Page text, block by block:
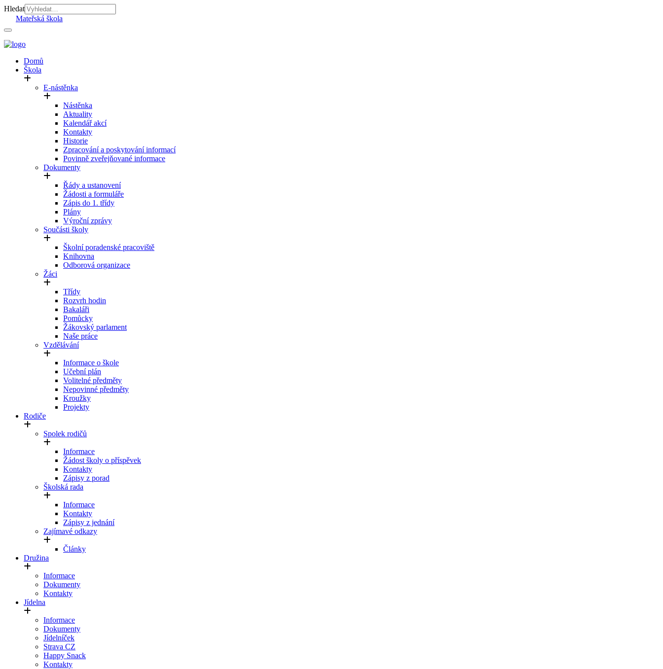
Hledat
Mateřská škola
Domů
Škola
E-nástěnka
Nástěnka
Aktuality
Kalendář akcí
Kontakty
Historie
Zpracování a poskytování informací
Povinně zveřejňované informace
Dokumenty
Řády a ustanovení
Žádosti a formuláře
Zápis do 1. třídy
Plány
Výroční zprávy
Součásti školy
Školní poradenské pracoviště
Knihovna
Odborová organizace
Žáci
Třídy
Rozvrh hodin
Bakaláři
Pomůcky
Žákovský parlament
Naše práce
Vzdělávání
Informace o škole
Učební plán
Volitelné předměty
Nepovinné předměty
Kroužky
Projekty
Rodiče
Spolek rodičů
Informace
Žádost školy o příspěvek
Kontakty
Zápisy z porad
Školská rada
Informace
Kontakty
Zápisy z jednání
Zajímavé odkazy
Články
Družina
Informace
Dokumenty
Kontakty
Jídelna
Informace
Dokumenty
Jídelníček
Strava CZ
Happy Snack
Kontakty